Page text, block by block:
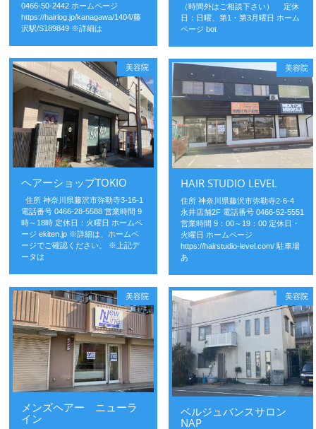
（時間外はご相談下さい） 定休
日：日曜、第1・第3月曜日 ホーム
ページ bot
0466-50-2442 ホームページ
https://hairlog.jp/kanagawa/1404/藤
沢駅/S189849 ※詳細は
美容院
ヘアーショップTOKIO
住所 神奈川県藤沢市弥勒寺3-16-1
電話番号 0466-28-5588 営業時間 9
時～18時 定休日：火曜日 ホームペ
ージ ekiten.jp ※詳細は、ホームペ
ージでご確認ください。 ※上記デ
ータは
美容院
HAIR STUDIO LEVEL
住所 神奈川県藤沢市弥勒寺2-6-4
永井店舗2F 電話番号 0466-52-5551
営業時間 9：00～19：00 定休日・
火曜日 ホームページ
https://hairstudio-level.com/ 駐車場
あ
美容院
メンズヘアー ニューラ
イン
美容院
ベルジュバンスサロン
NAP